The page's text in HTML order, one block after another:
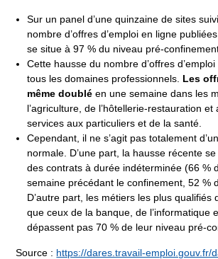
Sur un panel d’une quinzaine de sites
nombre d’offres d’emploi en ligne
se situe à 97 % du niveau pré-
Cette hausse du nombre d’offres
tous les domaines professionnels. Les
même doublé en une semaine dans les
l’agriculture, de l’hôtellerie-restauration
services aux particuliers et de la santé.
Cependant, il ne s’agit pas totalement
normale. D’une part, la hausse récente
des contrats à durée indéterminée (66 %
semaine précédant le confinement, 52 %
D’autre part, les métiers les plus qualifiés
que ceux de la banque, de l’informatique
dépassent pas 70 % de leur niveau pré-
Source : https://dares.travail-emploi.gouv.fr/